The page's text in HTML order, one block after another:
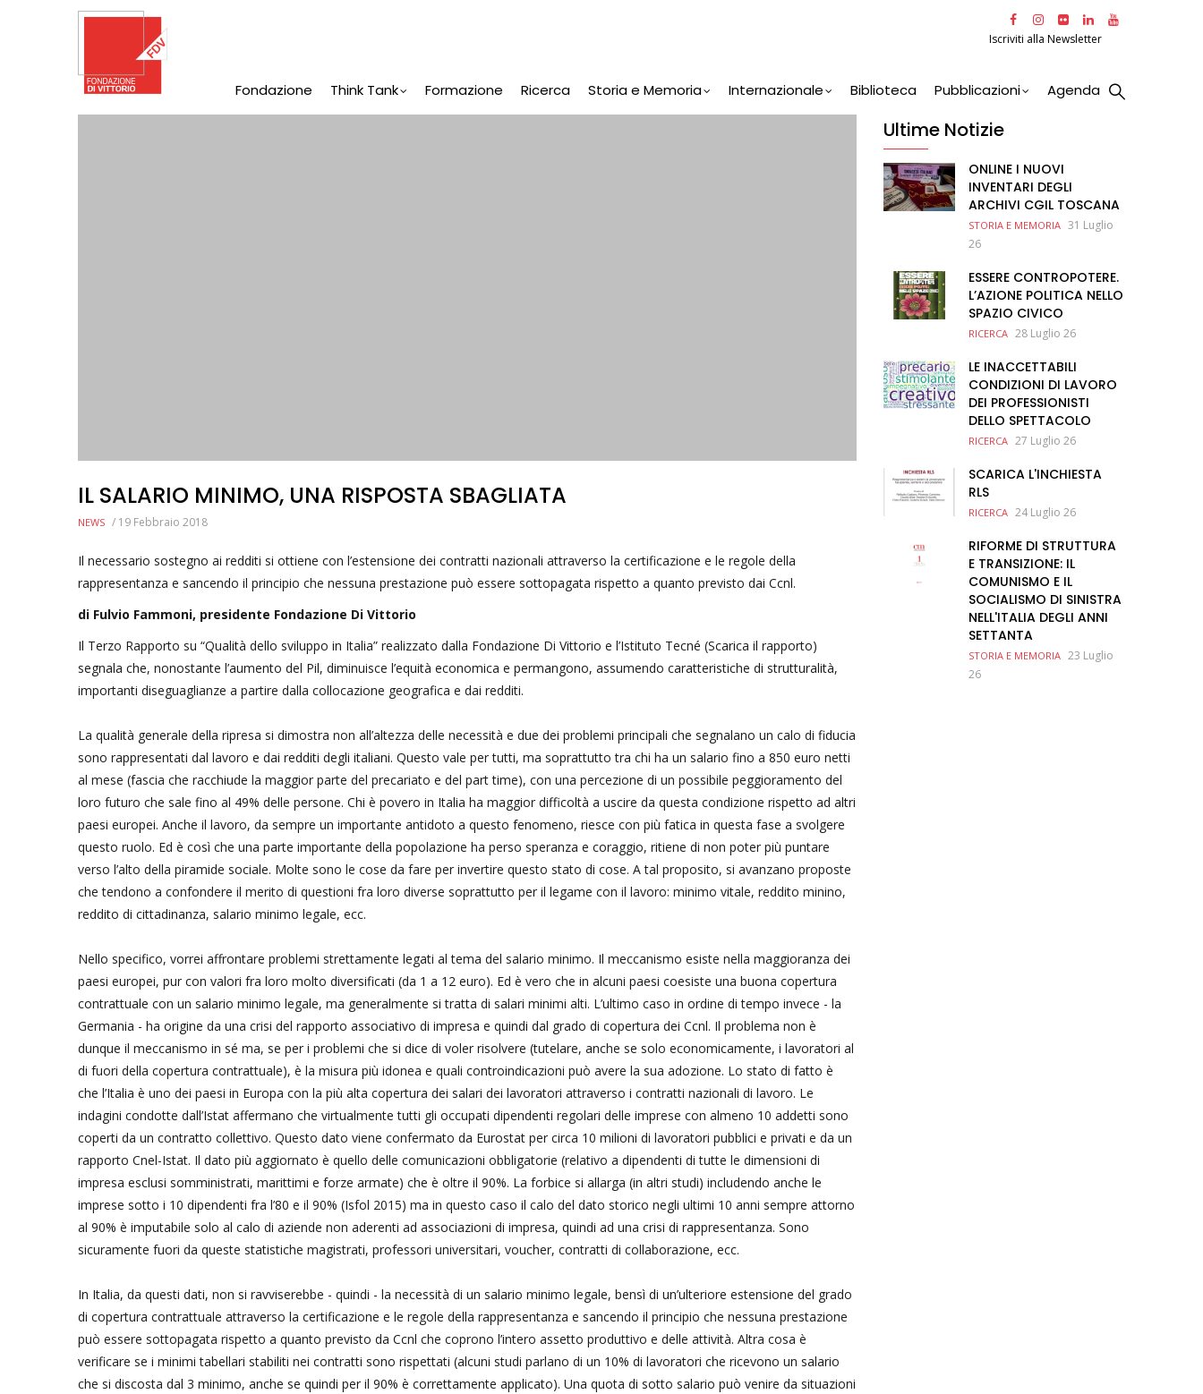
Iscriviti alla Newsletter
Main
Fondazione Think Tank Formazione Ricerca Storia e Memoria Internazionale Biblioteca Pubblicazioni Agenda
IL SALARIO MINIMO, UNA RISPOSTA SBAGLIATA
NEWS / 19 Febbraio 2018
Il necessario sostegno ai redditi si ottiene con l’estensione dei contratti nazionali attraverso la certificazione e le regole della
rappresentanza e sancendo il principio che nessuna prestazione può essere sottopagata rispetto a quanto previsto dai Ccnl.
di Fulvio Fammoni, presidente Fondazione Di Vittorio
Il Terzo Rapporto su “Qualità dello sviluppo in Italia” realizzato dalla Fondazione Di Vittorio e l’Istituto Tecné (Scarica il rapporto)
segnala che, nonostante l’aumento del Pil, diminuisce l’equità economica e permangono, assumendo caratteristiche di strutturalità,
importanti diseguaglianze a partire dalla collocazione geografica e dai redditi.
La qualità generale della ripresa si dimostra non all’altezza delle necessità e due dei problemi principali che segnalano un calo di fiducia
sono rappresentati dal lavoro e dai redditi degli italiani. Questo vale per tutti, ma soprattutto tra chi ha un salario fino a 850 euro netti
al mese (fascia che racchiude la maggior parte del precariato e del part time), con una percezione di un possibile peggioramento del
loro futuro che sale fino al 49% delle persone. Chi è povero in Italia ha maggior difficoltà a uscire da questa condizione rispetto ad altri
paesi europei. Anche il lavoro, da sempre un importante antidoto a questo fenomeno, riesce con più fatica in questa fase a svolgere
questo ruolo. Ed è così che una parte importante della popolazione ha perso speranza e coraggio, ritiene di non poter più puntare
verso l’alto della piramide sociale. Molte sono le cose da fare per invertire questo stato di cose. A tal proposito, si avanzano proposte
che tendono a confondere il merito di questioni fra loro diverse soprattutto per il legame con il lavoro: minimo vitale, reddito minino,
reddito di cittadinanza, salario minimo legale, ecc.
Nello specifico, vorrei affrontare problemi strettamente legati al tema del salario minimo. Il meccanismo esiste nella maggioranza dei
paesi europei, pur con valori fra loro molto diversificati (da 1 a 12 euro). Ed è vero che in alcuni paesi coesiste una buona copertura
contrattuale con un salario minimo legale, ma generalmente si tratta di salari minimi alti. L’ultimo caso in ordine di tempo invece - la
Germania - ha origine da una crisi del rapporto associativo di impresa e quindi dal grado di copertura dei Ccnl. Il problema non è
dunque il meccanismo in sé ma, se per i problemi che si dice di voler risolvere (tutelare, anche se solo economicamente, i lavoratori al
di fuori della copertura contrattuale), è la misura più idonea e quali controindicazioni può avere la sua adozione. Lo stato di fatto è
che l’Italia è uno dei paesi in Europa con la più alta copertura dei salari dei lavoratori attraverso i contratti nazionali di lavoro. Le
indagini condotte dall’Istat affermano che virtualmente tutti gli occupati dipendenti regolari delle imprese con almeno 10 addetti sono
coperti da un contratto collettivo. Questo dato viene confermato da Eurostat per circa 10 milioni di lavoratori pubblici e privati e da un
rapporto Cnel-Istat. Il dato più aggiornato è quello delle comunicazioni obbligatorie (relativo a dipendenti di tutte le dimensioni di
impresa esclusi somministrati, marittimi e forze armate) che è oltre il 90%. La forbice si allarga (in altri studi) includendo anche le
imprese sotto i 10 dipendenti fra l’80 e il 90% (Isfol 2015) ma in questo caso il calo del dato storico negli ultimi 10 anni sempre attorno
al 90% è imputabile solo al calo di aziende non aderenti ad associazioni di impresa, quindi ad una crisi di rappresentanza. Sono
sicuramente fuori da queste statistiche magistrati, professori universitari, voucher, contratti di collaborazione, ecc.
In Italia, da questi dati, non si ravviserebbe - quindi - la necessità di un salario minimo legale, bensì di un’ulteriore estensione del grado
di copertura contrattuale attraverso la certificazione e le regole della rappresentanza e sancendo il principio che nessuna prestazione
può essere sottopagata rispetto a quanto previsto da Ccnl che coprono l’intero assetto produttivo e delle attività. Altra cosa è
verificare se i minimi tabellari stabiliti nei contratti sono rispettati (alcuni studi parlano di un 10% di lavoratori che ricevono un salario
che si discosta dal 3 minimo, anche se quindi per il 90% è correttamente applicato). Una quota di sotto salario può venire da situazioni
Ultime Notizie
ONLINE I NUOVI
INVENTARI DEGLI
ARCHIVI CGIL TOSCANA
STORIA E MEMORIA 31 Luglio
26
ESSERE CONTROPOTERE.
L’AZIONE POLITICA NELLO
SPAZIO CIVICO
RICERCA 28 Luglio 26
LE INACCETTABILI
CONDIZIONI DI LAVORO
DEI PROFESSIONISTI
DELLO SPETTACOLO
RICERCA 27 Luglio 26
SCARICA L'INCHIESTA
RLS
RICERCA 24 Luglio 26
RIFORME DI STRUTTURA
E TRANSIZIONE: IL
COMUNISMO E IL
SOCIALISMO DI SINISTRA
NELL'ITALIA DEGLI ANNI
SETTANTA
STORIA E MEMORIA 23 Luglio
26